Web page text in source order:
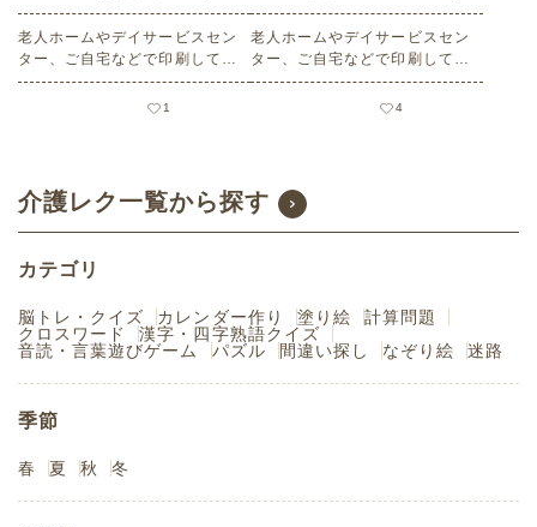
作りの介護レク素材)
老人ホームやデイサービスセン
ター、ご自宅などで印刷してお
使いいただける無料の高齢者向
け介護レク素材 2025年12月の
二月・師走・December・１２
月・みかん・蜜柑・柑橘類・温
州・果物・フルーツ
1
級/カレンダー作りの介護レ
ク素材)
老人ホームやデイサービスセン
ター、ご自宅などで印刷してお
使いいただける無料の高齢者向
け介護レク素材 2026年2月の塗
ード：二月・如月・February・
２月・お菓子・スイーツ・プレ
ゼント・リボン
4
介護レク一覧から探す
カテゴリ
脳トレ・クイズ カレンダー作り 塗り絵
計算問題
クロスワード
漢字・四字熟語クイズ
音読・言葉遊びゲーム
パズル 間違い探し なぞり絵 迷路
季節
春 夏 秋 冬